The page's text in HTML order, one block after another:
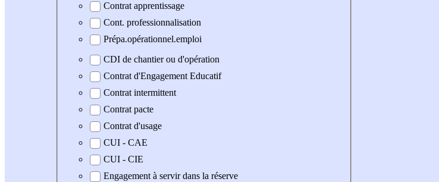
Contrat apprentissage
Cont. professionnalisation
Prépa.opérationnel.emploi
CDI de chantier ou d'opération
Contrat d'Engagement Educatif
Contrat intermittent
Contrat pacte
Contrat d'usage
CUI - CAE
CUI - CIE
Engagement à servir dans la réserve